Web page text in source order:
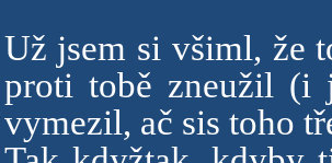
Už jsem si všiml, že
proti tobě zneužil (i
vymezil, ač sis toho